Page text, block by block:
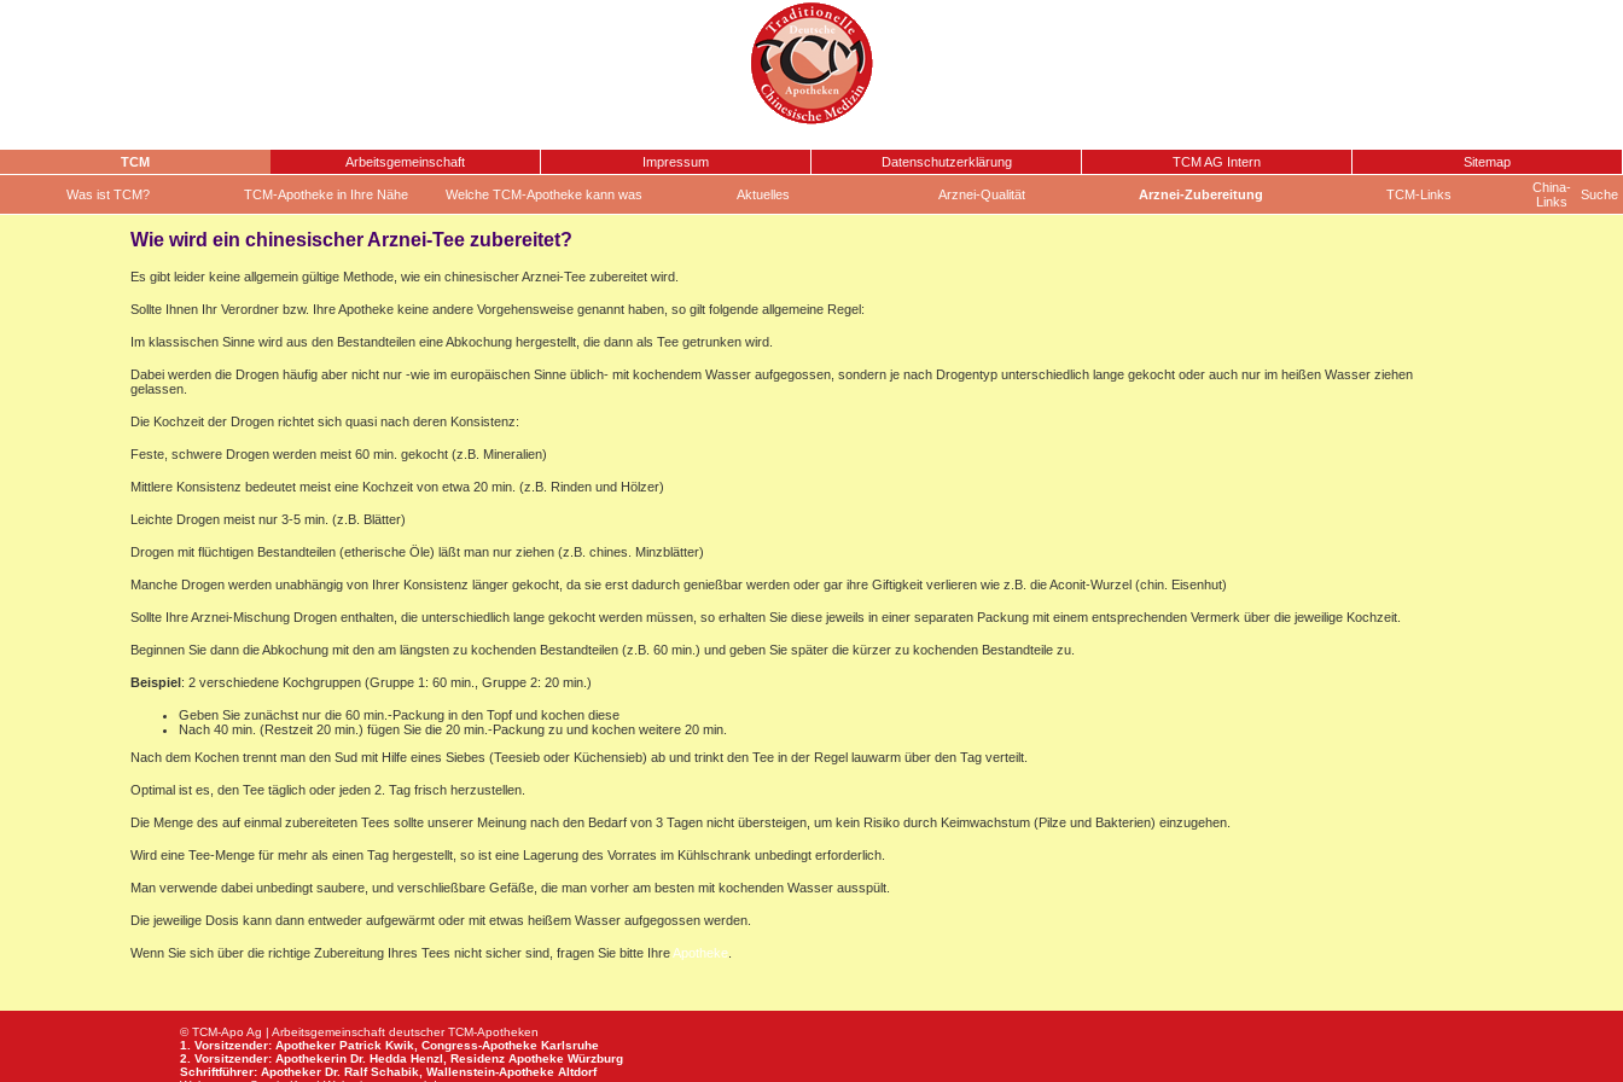
TCM Arbeitsgemeinschaft Impressum Datenschutzerklärung TCM AG Intern Sitemap
Was ist TCM? TCM-Apotheke in Ihre Nähe Welche TCM-Apotheke kann was Aktuelles Arznei-Qualität Arznei-Zubereitung TCM-Links
China-
Links
Suche
Wie wird ein chinesischer Arznei-Tee zubereitet?
Es gibt leider keine allgemein gültige Methode, wie ein chinesischer Arznei-Tee zubereitet wird.
Sollte Ihnen Ihr Verordner bzw. Ihre Apotheke keine andere Vorgehensweise genannt haben, so gilt folgende allgemeine Regel:
Im klassischen Sinne wird aus den Bestandteilen eine Abkochung hergestellt, die dann als Tee getrunken wird.
Dabei werden die Drogen häufig aber nicht nur -wie im europäischen Sinne üblich- mit kochendem Wasser aufgegossen, sondern je nach Drogentyp unterschiedlich lange gekocht oder auch nur im heißen Wasser ziehen
gelassen.
Die Kochzeit der Drogen richtet sich quasi nach deren Konsistenz:
Feste, schwere Drogen werden meist 60 min. gekocht (z.B. Mineralien)
Mittlere Konsistenz bedeutet meist eine Kochzeit von etwa 20 min. (z.B. Rinden und Hölzer)
Leichte Drogen meist nur 3-5 min. (z.B. Blätter)
Drogen mit flüchtigen Bestandteilen (etherische Öle) läßt man nur ziehen (z.B. chines. Minzblätter)
Manche Drogen werden unabhängig von Ihrer Konsistenz länger gekocht, da sie erst dadurch genießbar werden oder gar ihre Giftigkeit verlieren wie z.B. die Aconit-Wurzel (chin. Eisenhut)
Sollte Ihre Arznei-Mischung Drogen enthalten, die unterschiedlich lange gekocht werden müssen, so erhalten Sie diese jeweils in einer separaten Packung mit einem entsprechenden Vermerk über die jeweilige Kochzeit.
Beginnen Sie dann die Abkochung mit den am längsten zu kochenden Bestandteilen (z.B. 60 min.) und geben Sie später die kürzer zu kochenden Bestandteile zu.
Beispiel: 2 verschiedene Kochgruppen (Gruppe 1: 60 min., Gruppe 2: 20 min.)
Geben Sie zunächst nur die 60 min.-Packung in den Topf und kochen diese
Nach 40 min. (Restzeit 20 min.) fügen Sie die 20 min.-Packung zu und kochen weitere 20 min.
Nach dem Kochen trennt man den Sud mit Hilfe eines Siebes (Teesieb oder Küchensieb) ab und trinkt den Tee in der Regel lauwarm über den Tag verteilt.
Optimal ist es, den Tee täglich oder jeden 2. Tag frisch herzustellen.
Die Menge des auf einmal zubereiteten Tees sollte unserer Meinung nach den Bedarf von 3 Tagen nicht übersteigen, um kein Risiko durch Keimwachstum (Pilze und Bakterien) einzugehen.
Wird eine Tee-Menge für mehr als einen Tag hergestellt, so ist eine Lagerung des Vorrates im Kühlschrank unbedingt erforderlich.
Man verwende dabei unbedingt saubere, und verschließbare Gefäße, die man vorher am besten mit kochenden Wasser ausspült.
Die jeweilige Dosis kann dann entweder aufgewärmt oder mit etwas heißem Wasser aufgegossen werden.
Wenn Sie sich über die richtige Zubereitung Ihres Tees nicht sicher sind, fragen Sie bitte IhreApotheke
© TCM-Apo Ag | Arbeitsgemeinschaft deutscher TCM-Apotheken
1. Vorsitzender: Apotheker Patrick Kwik, Congress-Apotheke Karlsruhe
2. Vorsitzender: Apothekerin Dr. Hedda Henzl, Residenz Apotheke Würzburg
Schriftführer: Apotheker Dr. Ralf Schabik, Wallenstein-Apotheke Altdorf